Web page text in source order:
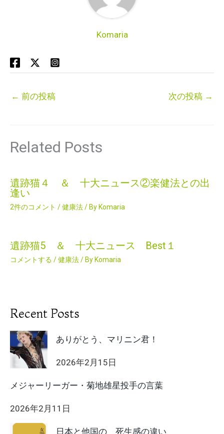
Komaria
← 前の投稿 次の投稿 →
Related Posts
遺跡猫４ ＆ 十大ニュース②楽健法との出
逢い
2件のコメント /健康法/ By Komaria
遺跡猫5 ＆ 十大ニュース Best１
コメントする /健康法/ By Komaria
Recent Posts
ありがとう、マリニン君！
2026年2月15日
メジャーリーガー・菊地雄星投手の言葉
2026年2月11日
日本と他国の 死生感の違い